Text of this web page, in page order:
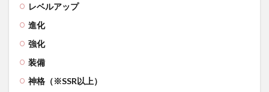
レベルアップ
進化
強化
装備
神格（※SSR以上）